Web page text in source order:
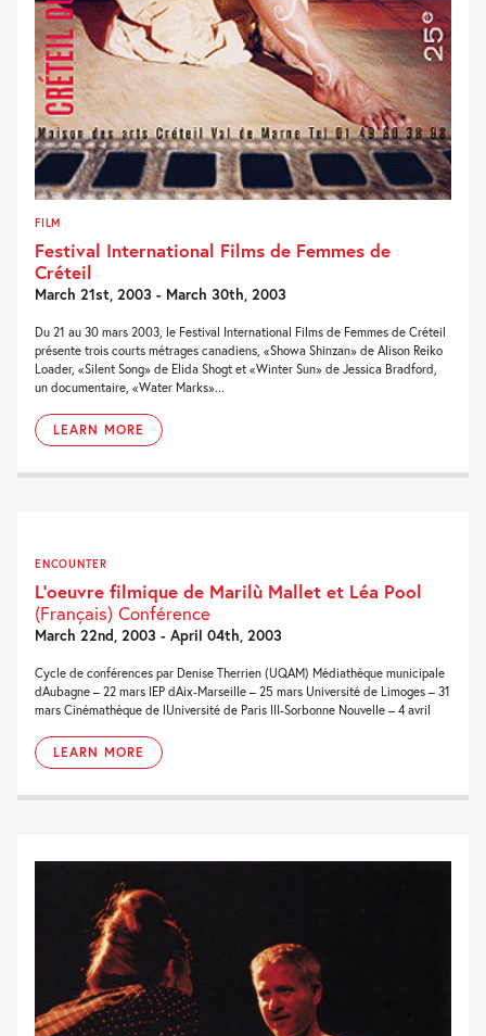
FILM
Festival International Films de Femmes de
Créteil
March 21st, 2003 - March 30th, 2003
Du 21 au 30 mars 2003, le Festival International Films de Femmes de Créteil
présente trois courts métrages canadiens, «Showa Shinzan» de Alison Reiko
Loader, «Silent Song» de Elida Shogt et «Winter Sun» de Jessica Bradford,
un documentaire, «Water Marks»...
LEARN MORE
ENCOUNTER
L’oeuvre filmique de Marilù Mallet et Léa Pool
(Français) Conférence
March 22nd, 2003 - April 04th, 2003
Cycle de conférences par Denise Therrien (UQAM) Médiathèque municipale
dAubagne – 22 mars IEP dAix-Marseille – 25 mars Université de Limoges – 31
mars Cinémathèque de lUniversité de Paris III-Sorbonne Nouvelle – 4 avril
LEARN MORE